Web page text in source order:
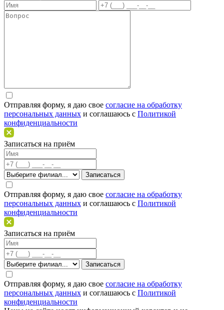
Отправляя форму, я даю свое согласие на обработку
персональных данных и соглашаюсь c Политикой
конфиденциальности
Записаться на приём
Отправляя форму, я даю свое согласие на обработку
персональных данных и соглашаюсь c Политикой
конфиденциальности
Записаться на приём
Отправляя форму, я даю свое согласие на обработку
персональных данных и соглашаюсь c Политикой
конфиденциальности